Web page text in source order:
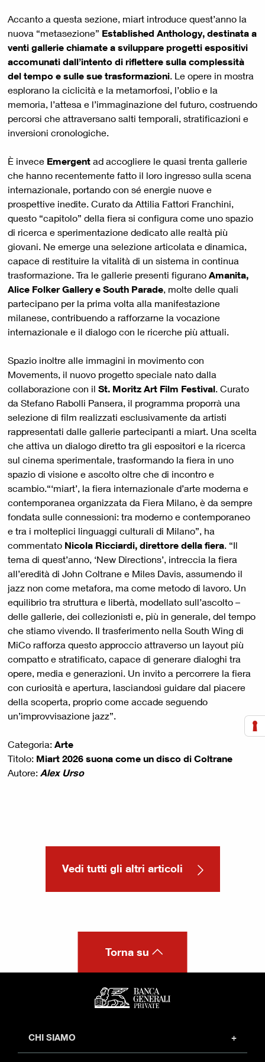
Accanto a questa sezione, miart introduce quest’anno la
nuova “metasezione” Established Anthology, destinata a
venti gallerie chiamate a sviluppare progetti espositivi
accomunati dall’intento di riflettere sulla complessità
del tempo e sulle sue trasformazioni. Le opere in mostra
esplorano la ciclicità e la metamorfosi, l’oblio e la
memoria, l’attesa e l’immaginazione del futuro, costruendo
percorsi che attraversano salti temporali, stratificazioni e
inversioni cronologiche.
È invece Emergent ad accogliere le quasi trenta gallerie
che hanno recentemente fatto il loro ingresso sulla scena
internazionale, portando con sé energie nuove e
prospettive inedite. Curato da Attilia Fattori Franchini,
questo “capitolo” della fiera si configura come uno spazio
di ricerca e sperimentazione dedicato alle realtà più
giovani. Ne emerge una selezione articolata e dinamica,
capace di restituire la vitalità di un sistema in continua
trasformazione. Tra le gallerie presenti figurano Amanita,
Alice Folker Gallery e South Parade, molte delle quali
partecipano per la prima volta alla manifestazione
milanese, contribuendo a rafforzarne la vocazione
internazionale e il dialogo con le ricerche più attuali.
Spazio inoltre alle immagini in movimento con
Movements, il nuovo progetto speciale nato dalla
collaborazione con il St. Moritz Art Film Festival. Curato
da Stefano Rabolli Pansera, il programma proporrà una
selezione di film realizzati esclusivamente da artisti
rappresentati dalle gallerie partecipanti a miart. Una scelta
che attiva un dialogo diretto tra gli espositori e la ricerca
sul cinema sperimentale, trasformando la fiera in uno
spazio di visione e ascolto oltre che di incontro e
scambio.“‘miart’, la fiera internazionale d’arte moderna e
contemporanea organizzata da Fiera Milano, è da sempre
fondata sulle connessioni: tra moderno e contemporaneo
e tra i molteplici linguaggi culturali di Milano”, ha
commentato Nicola Ricciardi, direttore della fiera. “Il
tema di quest’anno, ‘New Directions’, intreccia la fiera
all’eredità di John Coltrane e Miles Davis, assumendo il
jazz non come metafora, ma come metodo di lavoro. Un
equilibrio tra struttura e libertà, modellato sull’ascolto –
delle gallerie, dei collezionisti e, più in generale, del tempo
che stiamo vivendo. Il trasferimento nella South Wing di
MiCo rafforza questo approccio attraverso un layout più
compatto e stratificato, capace di generare dialoghi tra
opere, media e generazioni. Un invito a percorrere la fiera
con curiosità e apertura, lasciandosi guidare dal piacere
della scoperta, proprio come accade seguendo
un’improvvisazione jazz”.
Categoria: Arte
Titolo: Miart 2026 suona come un disco di Coltrane
Autore: Alex Urso
Vedi tutti gli altri articoli
Torna su
CHI SIAMO
Profilo